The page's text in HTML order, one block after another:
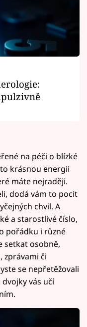
na péči o blízké
krásnou energii
máte nejraději.
dodá vám to pocit
chvil. A
a starostlivé číslo,
pořádku i různé
setkat osobně,
zprávami či
se nepřetěžovali
vás učí